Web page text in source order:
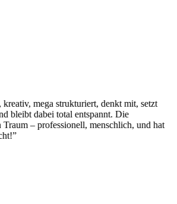
kreativ, mega strukturiert, denkt mit, setzt
bleibt dabei total entspannt. Die
– professionell, menschlich, und hat
”